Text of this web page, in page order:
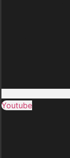
Youtube